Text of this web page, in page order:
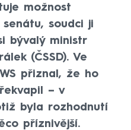
možnost
soudci ji
bývalý ministr
(ČSSD). Ve
přiznal, že ho
– v
byla rozhodnutí
příznivější.